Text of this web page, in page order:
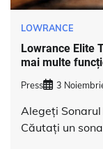
LOWRANCE
Lowrance Elite
mai multe
Press 3
Alegeți Sonarul
Căutați un